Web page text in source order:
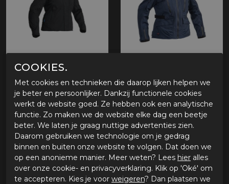
€ 599,00 € 360,00
€ 629,10
COOKIES.
Met cookies en technieken die daarop lijken helpen we
je beter en persoonlijker. Dankzij functionele cookies
werkt de website goed. Ze hebben ook een analytische
functie. Zo maken we de website elke dag een beetje
beter. We laten je graag nuttige advertenties zien.
Daarom gebruiken we technologie om je gedrag
binnen en buiten onze website te volgen. Dat doen we
op een anonieme manier. Meer weten? Lees hier alles
over onze cookie- en privacyverklaring. Klik op 'Oké' om
te accepteren. Kies je voor weigeren? Dan plaatsen we